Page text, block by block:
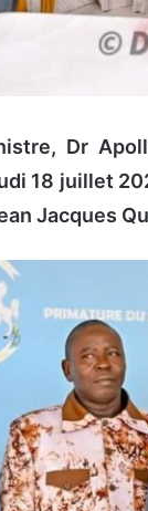
Dr
18 juillet
Jacques